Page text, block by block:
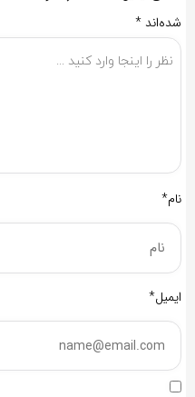
شده‌اند *
نام*
ایمیل*